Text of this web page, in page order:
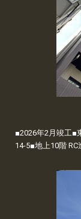
■2026年2月竣工■
14-5■地上10階